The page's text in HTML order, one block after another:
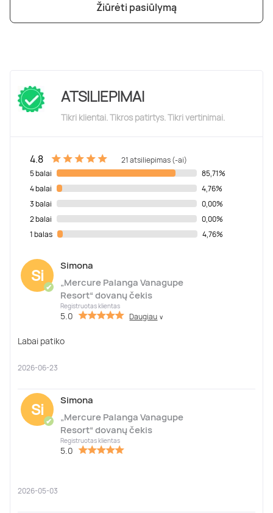
Žiūrėti pasiūlymą
ATSILIEPIMAI
Tikri klientai. Tikros patirtys. Tikri vertinimai.
4.8
21 atsiliepimas (-ai)
5 balai
85,71%
4 balai
4,76%
3 balai
0,00%
2 balai
0,00%
1 balas
4,76%
Si
✔
Simona
„Mercure Palanga Vanagupe
Resort“ dovanų čekis
Registruotas klientas
5.0 Daugiau ∨
Labai patiko
2026-06-23
Si
✔
Simona
„Mercure Palanga Vanagupe
Resort“ dovanų čekis
Registruotas klientas
5.0
2026-05-03